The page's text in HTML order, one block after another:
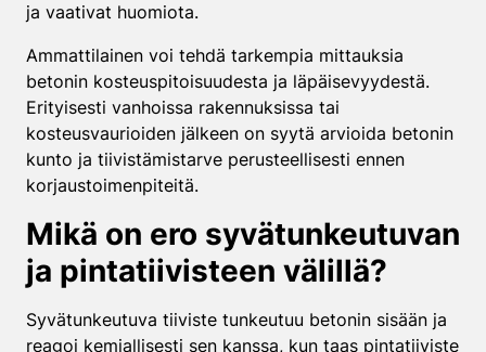
ja vaativat huomiota.
Ammattilainen voi tehdä tarkempia mittauksia
betonin kosteuspitoisuudesta ja läpäisevyydestä.
Erityisesti vanhoissa rakennuksissa tai
kosteusvaurioiden jälkeen on syytä arvioida betonin
kunto ja tiivistämistarve perusteellisesti ennen
korjaustoimenpiteitä.
Mikä on ero syvätunkeutuvan
ja pintatiivisteen välillä?
Syvätunkeutuva tiiviste tunkeutuu betonin sisään ja
reagoi kemiallisesti sen kanssa, kun taas pintatiiviste